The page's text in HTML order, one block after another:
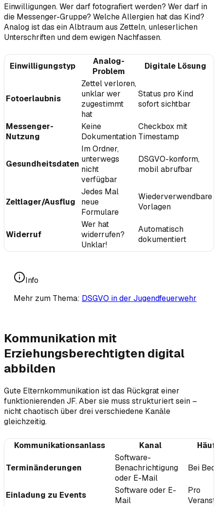
Einwilligungen. Wer darf fotografiert werden? Wer darf in
die Messenger-Gruppe? Welche Allergien hat das Kind?
Analog ist das ein Albtraum aus Zetteln, unleserlichen
Unterschriften und dem ewigen Nachfassen.
Einwilligungstyp
Analog-
Problem
Digitale Lösung
Fotoerlaubnis
Zettel verloren,
unklar wer
zugestimmt
hat
Status pro Kind
sofort sichtbar
Messenger-
Nutzung
Keine
Dokumentation
Checkbox mit
Timestamp
Gesundheitsdaten
Im Ordner,
unterwegs
nicht
verfügbar
DSGVO-konform,
mobil abrufbar
Zeltlager/Ausflug
Jedes Mal
neue
Formulare
Wiederverwendbare
Vorlagen
Widerruf
Wer hat
widerrufen?
Unklar!
Automatisch
dokumentiert
Info
Mehr zum Thema: DSGVO in der Jugendfeuerwehr
Kommunikation mit
Erziehungsberechtigten digital
abbilden
Gute Elternkommunikation ist das Rückgrat einer
funktionierenden JF. Aber sie muss strukturiert sein –
nicht chaotisch über drei verschiedene Kanäle
gleichzeitig.
Kommunikationsanlass Kanal
Terminänderungen
Software-
Benachrichtigung
oder E-Mail
Bei
Einladung zu Events
Software oder E-
Mail
Pro